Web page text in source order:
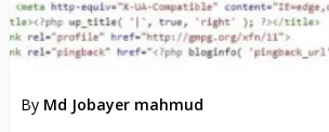
By Md Jobayer mahmud